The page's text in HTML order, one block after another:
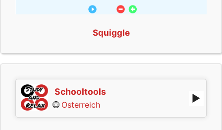
Squiggle
Schooltools
Österreich